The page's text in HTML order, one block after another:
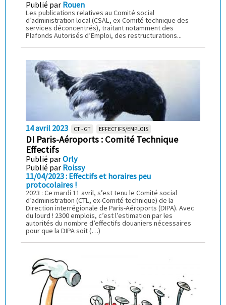
Publié par Rouen
Les publications relatives au Comité social
d’administration local (CSAL, ex-Comité technique des
services déconcentrés), traitant notamment des
Plafonds Autorisés d’Emploi, des restructurations...
14 avril 2023 CT - GT EFFECTIFS/EMPLOIS
DI Paris-Aéroports : Comité Technique
Effectifs
Publié parOrly
Publié par Roissy
11/04/2023 : Effectifs et horaires peu
protocolaires !
2023 : Ce mardi 11 avril, s’est tenu le Comité social
d’administration (CTL, ex-Comité technique) de la
Direction interrégionale de Paris-Aéroports (DIPA). Avec
du lourd ! 2300 emplois, c’est l’estimation par les
autorités du nombre d’effectifs douaniers nécessaires
pour que la DIPA soit (…)